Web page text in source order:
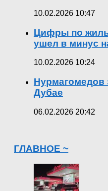
10.02.2026 10:47
Цифры по
ушел в минус
10.02.2026 10:24
Нурмагомедов
Дубае
06.02.2026 20:42
ГЛАВНОЕ ~